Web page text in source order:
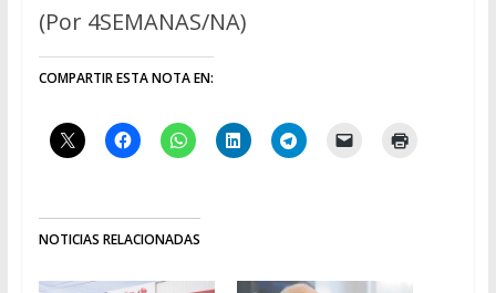
(Por 4SEMANAS/NA)
COMPARTIR ESTA NOTA EN:
NOTICIAS RELACIONADAS